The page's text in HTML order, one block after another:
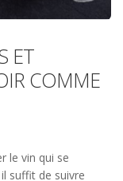
ET
COMME
le vin qui se
suffit de suivre